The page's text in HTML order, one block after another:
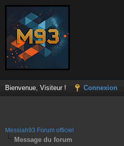
Bienvenue, Visiteur ! Connexion
Messiah93 Forum officiel
Message du forum